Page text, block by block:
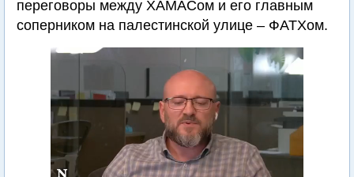
переговоры между ХАМАСом и его главным
соперником на палестинской улице – ФАТХом.